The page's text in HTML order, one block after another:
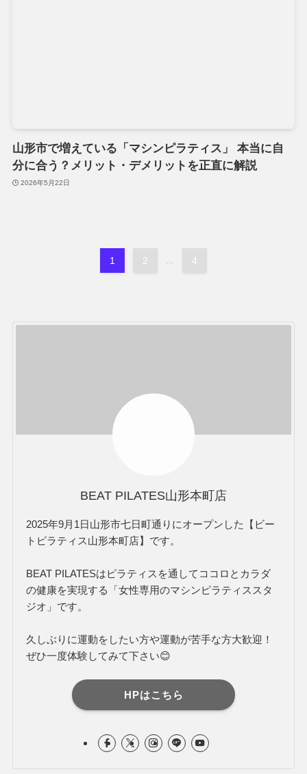
山形市で増えている「マシンピラティス」 本当に自
分に合う？メリット・デメリットを正直に解説
2026年5月22日
1 2 ... 4
BEAT PILATES山形本町店
2025年9月1日山形市七日町通りにオープンした【ビー
トピラティス山形本町店】です。
BEAT PILATESはピラティスを通してココロとカラダ
の健康を実現する「女性専用のマシンピラティススタ
ジオ」です。
久しぶりに運動をしたい方や運動が苦手な方大歓迎！
ぜひ一度体験してみて下さい😊
HPはこちら